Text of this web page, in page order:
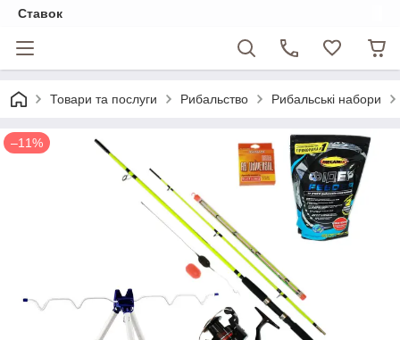
Ставок
Товари та послуги Рибальство Рибальські набори
–11%